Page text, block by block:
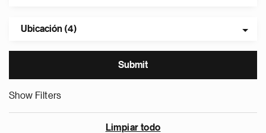
Ubicación (4)
Show Filters
Limpiar todo